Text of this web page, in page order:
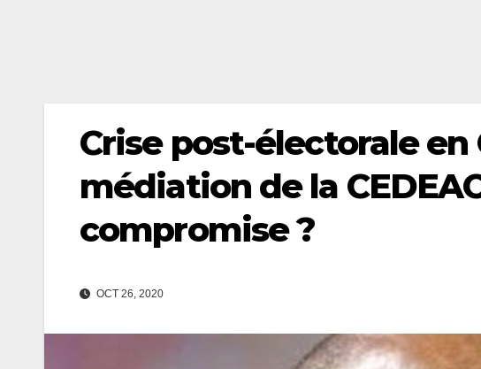
Crise post-électorale en
médiation de la
compromise ?
OCT 26, 2020